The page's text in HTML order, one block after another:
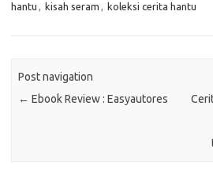
hantu , kisah seram , koleksi cerita hantu
Post navigation
← Ebook Review : Easyautores